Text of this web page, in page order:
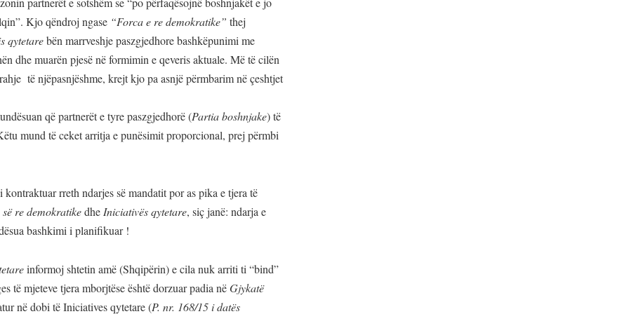
Kjo qëndroj ngase “Forca e re demokratike” thej
qytetarebën marrveshje paszgjedhore bashkëpunimi me
dhe muarën pjesë në formimin e qeveris aktuale. Më të cilën
të njëpasnjëshme, krejt kjo pa asnjë përmbarim në çeshtjet
që partnerët e tyre paszgjedhorë (Partiaboshnjake) të
mund të ceket arritja e punësimit proporcional, prej përmbi
rreth ndarjes së mandatit por as pika e tjera të
re demokratikedhe Iniciativës qytetare, siç janë: ndarja e
bashkimi i planifikuar !
informoj shtetin amë (Shqipërin) e cila nuk arriti ti “bind”
të mjeteve tjera mborjtëse është dorzuar padia nëGjykatë
në dobi të Iniciatives qytetare (P. nr. 168/15 i datës